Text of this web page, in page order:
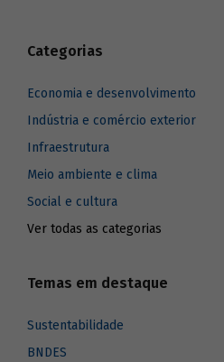
Categorias
Economia e desenvolvimento
Indústria e comércio exterior
Infraestrutura
Meio ambiente e clima
Social e cultura
Ver todas as categorias
Temas em destaque
Sustentabilidade
BNDES